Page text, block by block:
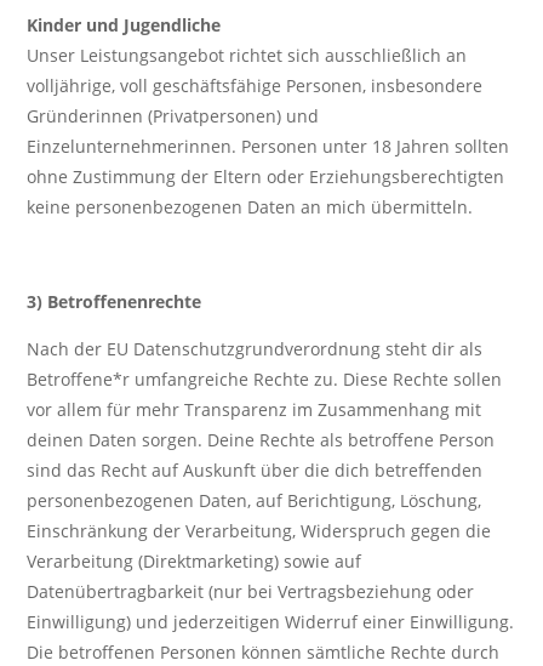
Kinder und Jugendliche
Unser Leistungsangebot richtet sich ausschließlich an
volljährige, voll geschäftsfähige Personen, insbesondere
Gründerinnen (Privatpersonen) und
Einzelunternehmerinnen. Personen unter 18 Jahren sollten
ohne Zustimmung der Eltern oder Erziehungsberechtigten
keine personenbezogenen Daten an mich übermitteln.
3) Betroffenenrechte
Nach der EU Datenschutzgrundverordnung steht dir als
Betroffene*r umfangreiche Rechte zu. Diese Rechte sollen
vor allem für mehr Transparenz im Zusammenhang mit
deinen Daten sorgen. Deine Rechte als betroffene Person
sind das Recht auf Auskunft über die dich betreffenden
personenbezogenen Daten, auf Berichtigung, Löschung,
Einschränkung der Verarbeitung, Widerspruch gegen die
Verarbeitung (Direktmarketing) sowie auf
Datenübertragbarkeit (nur bei Vertragsbeziehung oder
Einwilligung) und jederzeitigen Widerruf einer Einwilligung.
Die betroffenen Personen können sämtliche Rechte durch